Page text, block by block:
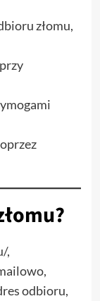
złomu,
,
odbioru,